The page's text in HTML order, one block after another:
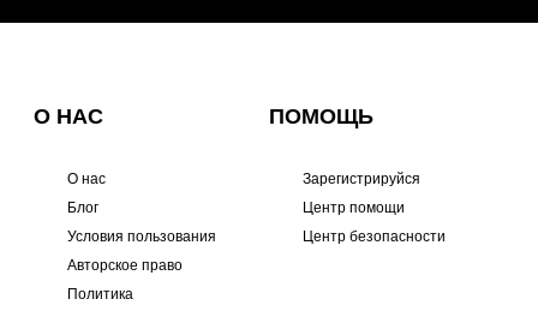
О НАС
О нас
Блог
Условия пользования
Авторское право
Политика
ПОМОЩЬ
Зарегистрируйся
Центр помощи
Центр безопасности